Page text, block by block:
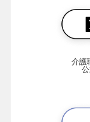
介護